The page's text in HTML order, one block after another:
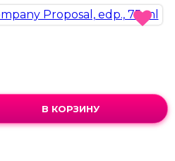
В КОРЗИНУ